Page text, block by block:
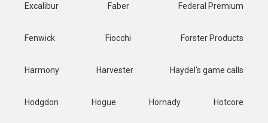
Excalibur Faber Federal Premium
Fenwick Fiocchi Forster Products
Harmony Harvester Haydel's game calls
Hodgdon Hogue Hornady Hotcore